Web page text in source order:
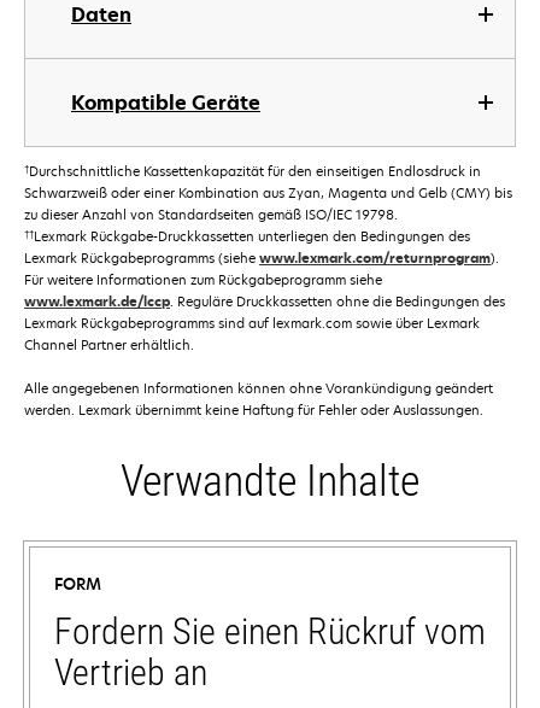
Daten
Kompatible Geräte
†Durchschnittliche Kassettenkapazität für den einseitigen Endlosdruck in
Schwarzweiß oder einer Kombination aus Zyan, Magenta und Gelb (CMY) bis
zu dieser Anzahl von Standardseiten gemäß ISO/IEC 19798.
††Lexmark Rückgabe-Druckkassetten unterliegen den Bedingungen des
Lexmark Rückgabeprogramms (siehe www.lexmark.com/returnprogram).
Für weitere Informationen zum Rückgabeprogramm siehe
www.lexmark.de/lccp. Reguläre Druckkassetten ohne die Bedingungen des
Lexmark Rückgabeprogramms sind auf lexmark.com sowie über Lexmark
Channel Partner erhältlich.
Alle angegebenen Informationen können ohne Vorankündigung geändert
werden. Lexmark übernimmt keine Haftung für Fehler oder Auslassungen.
Verwandte Inhalte
FORM
Fordern Sie einen Rückruf vom
Vertrieb an